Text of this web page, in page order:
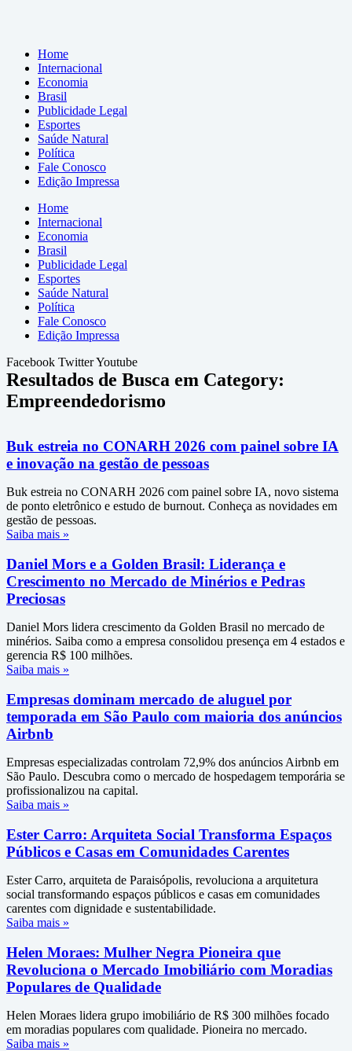
Home
Internacional
Economia
Brasil
Publicidade Legal
Esportes
Saúde Natural
Política
Fale Conosco
Edição Impressa
Home
Internacional
Economia
Brasil
Publicidade Legal
Esportes
Saúde Natural
Política
Fale Conosco
Edição Impressa
Facebook TwitterYoutube
Resultados de Busca em Category:
Empreendedorismo
Buk estreia no CONARH 2026 com painel sobre IA
e inovação na gestão de pessoas
Buk estreia no CONARH 2026 com painel sobre IA, novo sistema
de ponto eletrônico e estudo de burnout. Conheça as novidades em
gestão de pessoas.
Saiba mais »
Daniel Mors e a Golden Brasil: Liderança e
Crescimento no Mercado de Minérios e Pedras
Preciosas
Daniel Mors lidera crescimento da Golden Brasil no mercado de
minérios. Saiba como a empresa consolidou presença em 4 estados e
gerencia R$ 100 milhões.
Saiba mais »
Empresas dominam mercado de aluguel por
temporada em São Paulo com maioria dos anúncios
Airbnb
Empresas especializadas controlam 72,9% dos anúncios Airbnb em
São Paulo. Descubra como o mercado de hospedagem temporária se
profissionalizou na capital.
Saiba mais »
Ester Carro: Arquiteta Social Transforma Espaços
Públicos e Casas em Comunidades Carentes
Ester Carro, arquiteta de Paraisópolis, revoluciona a arquitetura
social transformando espaços públicos e casas em comunidades
carentes com dignidade e sustentabilidade.
Saiba mais »
Helen Moraes: Mulher Negra Pioneira que
Revoluciona o Mercado Imobiliário com Moradias
Populares de Qualidade
Helen Moraes lidera grupo imobiliário de R$ 300 milhões focado
em moradias populares com qualidade. Pioneira no mercado.
Saiba mais »